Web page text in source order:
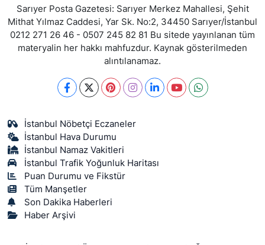
Sarıyer Posta Gazetesi: Sarıyer Merkez Mahallesi, Şehit
Mithat Yılmaz Caddesi, Yar Sk. No:2, 34450 Sarıyer/İstanbul
0212 271 26 46 - 0507 245 82 81 Bu sitede yayınlanan tüm
materyalin her hakkı mahfuzdur. Kaynak gösterilmeden
alıntılanamaz.
İstanbul Nöbetçi Eczaneler
İstanbul Hava Durumu
İstanbul Namaz Vakitleri
İstanbul Trafik Yoğunluk Haritası
Puan Durumu ve Fikstür
Tüm Manşetler
Son Dakika Haberleri
Haber Arşivi